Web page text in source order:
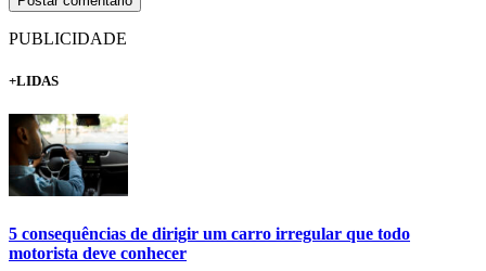
PUBLICIDADE
+LIDAS
5 consequências de dirigir um carro irregular que todo
motorista deve conhecer